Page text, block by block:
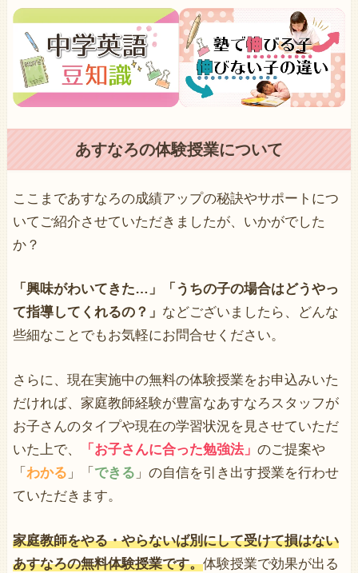
あすなろの体験授業について
ここまであすなろの成績アップの秘訣やサポートにつ
いてご紹介させていただきましたが、いかがでした
か？
「興味がわいてきた…」「うちの子の場合はどうやっ
て指導してくれるの？」 などございましたら、どんな
些細なことでもお気軽にお問合せください。
さらに、現在実施中の無料の体験授業をお申込みいた
だければ、家庭教師経験が豊富なあすなろスタッフが
お子さんのタイプや現在の学習状況を見させていただ
いた上で、
「お子さんに合った勉強法」 のご提案や
「 わかる 」「 できる 」の自信を引き出す授業を行わせ
ていただきます。
家庭教師をやる・やらないば別にして受けて損はない
あすなろの無料体験授業です。体験授業で効果が出る